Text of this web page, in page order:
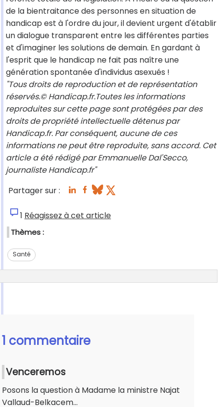
de la bientraitance des personnes en situation de
handicap est à l'ordre du jour, il devient urgent d'établir
un dialogue transparent entre les différentes parties
et d'imaginer les solutions de demain. En gardant à
l'esprit que le handicap ne fait pas naître une
génération spontanée d'individus asexués !
"Tous droits de reproduction et de représentation
réservés.© Handicap.fr.Toutes les informations
reproduites sur cette page sont protégées par des
droits de propriété intellectuelle détenus par
Handicap.fr. Par conséquent, aucune de ces
informations ne peut être reproduite, sans accord. Cet
article a été rédigé par Emmanuelle Dal'Secco,
journaliste Handicap.fr"
Partager sur :
1 Réagissez à cet article
Thèmes :
Santé
1 commentaire
Venceremos
Posons la question à Madame la ministre Najat
Vallaud-Belkacem...